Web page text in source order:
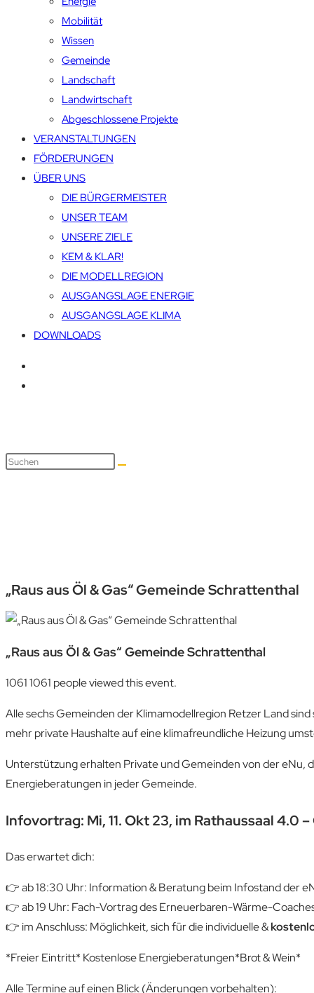
Mobilität
Wissen
Gemeinde
Landschaft
Landwirtschaft
Abgeschlossene Projekte
VERANSTALTUNGEN
FÖRDERUNGEN
ÜBER UNS
DIE BÜRGERMEISTER
UNSER TEAM
UNSERE ZIELE
KEM & KLAR!
DIE MODELLREGION
AUSGANGSLAGE ENERGIE
AUSGANGSLAGE KLIMA
DOWNLOADS
„Raus aus Öl & Gas“ Gemeinde Schrattenthal
„Raus aus Öl & Gas“ Gemeinde Schrattenthal
10611061 people viewed this event.
Alle sechs Gemeinden der Klimamodellregion Retzer Land
mehr private Haushalte auf eine klimafreundliche Heizung
Unterstützung erhalten Private und Gemeinden von der eNu,
Energieberatungen in jeder Gemeinde.
Infovortrag: Mi, 11. Okt 23, im Rathaussaal 4.0
Das erwartet dich:
👉 ab 18:30 Uhr: Information & Beratung beim Infostand der
👉 ab 19 Uhr: Fach-Vortrag des Erneuerbaren-Wärme-
👉 im Anschluss: Möglichkeit, sich für die individuelle &
*Freier Eintritt* Kostenlose Energieberatungen*Brot & Wein*
Alle Termine auf einen Blick (Änderungen vorbehalten):